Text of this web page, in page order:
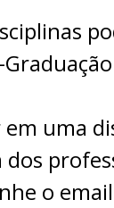
em uma
o